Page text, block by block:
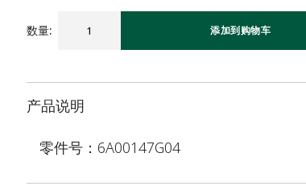
数量: 添加到购物车
产品说明
零件号：6A00147G04